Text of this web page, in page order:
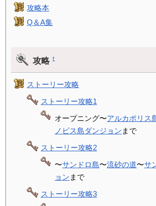
攻略本
Q＆A集
攻略†
ストーリー攻略
ストーリー攻略1
オープニング〜アルカポリス
ノビス島ダンジョン まで
ストーリー攻略2
〜サンドロ島〜流砂の道〜サ
ョン まで
ストーリー攻略3